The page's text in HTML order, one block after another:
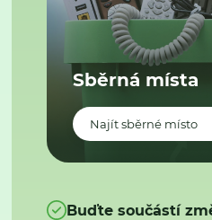
Sběrná místa
Najít sběrné místo
Buďte součástí